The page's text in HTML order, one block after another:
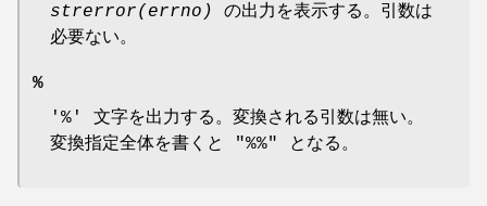
strerror(errno)
の出力を表示する。引数は
必要ない。
%
'%' 文字を出力する。変換される引数は無い。
変換指定全体を書くと "%%" となる。